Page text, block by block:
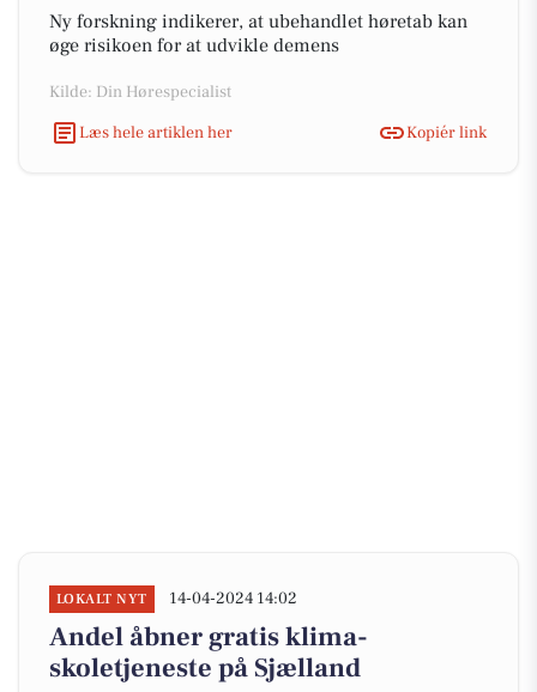
Ny forskning indikerer, at ubehandlet høretab kan
øge risikoen for at udvikle demens
Kilde: Din Hørespecialist
Læs hele artiklen her
Kopiér link
LOKALT NYT 14-04-2024 14:02
Andel åbner gratis klima-
skoletjeneste på Sjælland